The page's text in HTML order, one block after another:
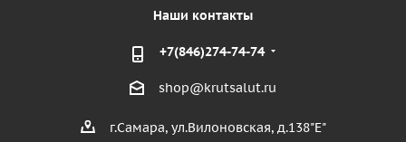
Наши контакты
+7(846)274-74-74
shop@krutsalut.ru
г.Самара, ул.Вилоновская, д.138"Е"